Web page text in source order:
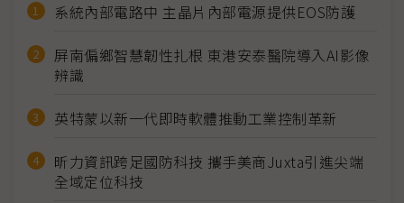
系統內部電路中 主晶片內部電源提供EOS防護
屏南偏鄉智慧韌性扎根 東港安泰醫院導入AI影像
辨識
英特蒙以新一代即時軟體推動工業控制革新
昕力資訊跨足國防科技 攜手美商Juxta引進尖端
全域定位科技